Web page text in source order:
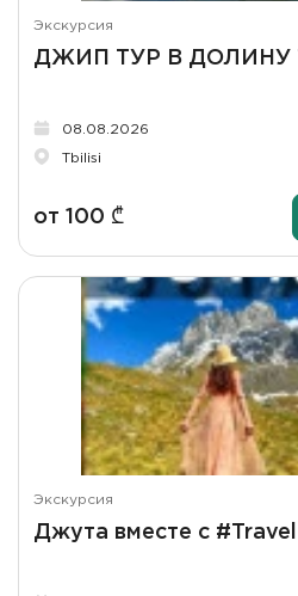
Экскурсия
ДЖИП ТУР В ДОЛИНУ
08.08.2026
Tbilisi
от 100 ₾
Экскурсия
Джута вместе с